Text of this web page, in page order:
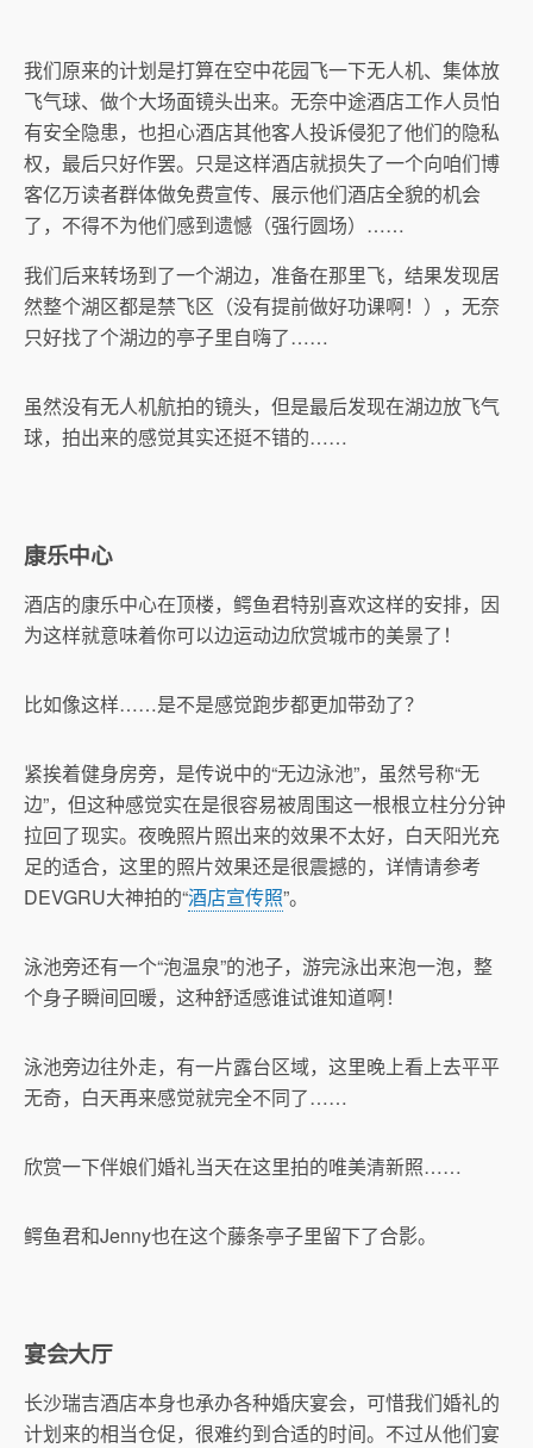
我们原来的计划是打算在空中花园飞一下无人机、集体放
飞气球、做个大场面镜头出来。无奈中途酒店工作人员怕
有安全隐患，也担心酒店其他客人投诉侵犯了他们的隐私
权，最后只好作罢。只是这样酒店就损失了一个向咱们博
客亿万读者群体做免费宣传、展示他们酒店全貌的机会
了，不得不为他们感到遗憾（强行圆场）……
我们后来转场到了一个湖边，准备在那里飞，结果发现居
然整个湖区都是禁飞区（没有提前做好功课啊！），无奈
只好找了个湖边的亭子里自嗨了……
虽然没有无人机航拍的镜头，但是最后发现在湖边放飞气
球，拍出来的感觉其实还挺不错的……
康乐中心
酒店的康乐中心在顶楼，鳄鱼君特别喜欢这样的安排，因
为这样就意味着你可以边运动边欣赏城市的美景了！
比如像这样……是不是感觉跑步都更加带劲了？
紧挨着健身房旁，是传说中的“无边泳池”，虽然号称“无
边”，但这种感觉实在是很容易被周围这一根根立柱分分钟
拉回了现实。夜晚照片照出来的效果不太好，白天阳光充
足的适合，这里的照片效果还是很震撼的，详情请参考
DEVGRU大神拍的“酒店宣传照”。
泳池旁还有一个“泡温泉”的池子，游完泳出来泡一泡，整
个身子瞬间回暖，这种舒适感谁试谁知道啊！
泳池旁边往外走，有一片露台区域，这里晚上看上去平平
无奇，白天再来感觉就完全不同了……
欣赏一下伴娘们婚礼当天在这里拍的唯美清新照……
鳄鱼君和Jenny也在这个藤条亭子里留下了合影。
宴会大厅
长沙瑞吉酒店本身也承办各种婚庆宴会，可惜我们婚礼的
计划来的相当仓促，很难约到合适的时间。不过从他们宴